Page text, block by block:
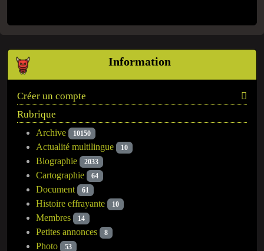
Information
Créer un compte
Rubrique
Archive 10150
Actualité multilingue 10
Biographie 2033
Cartographie 64
Document 61
Histoire effrayante 10
Membres 14
Petites annonces 8
Photo 53